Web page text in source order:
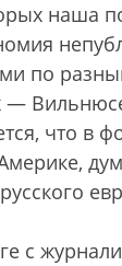
наша
по
—
что в
с